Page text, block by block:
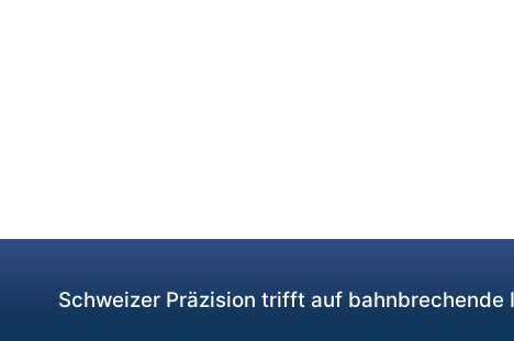
Schweizer Präzision trifft auf bahnbrechende